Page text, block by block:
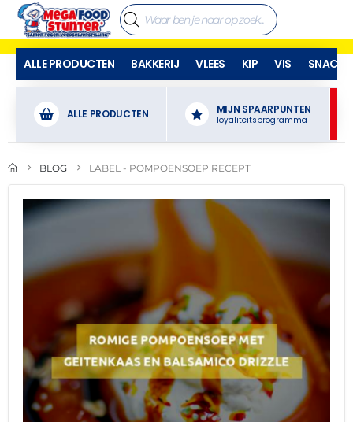
ALLE PRODUCTEN BAKKERIJ VLEES KIP VIS SNACKS
ALLE PRODUCTEN MIJN SPAARPUNTEN
loyaliteitsprogramma
BLOG LABEL - POMPOENSOEP RECEPT